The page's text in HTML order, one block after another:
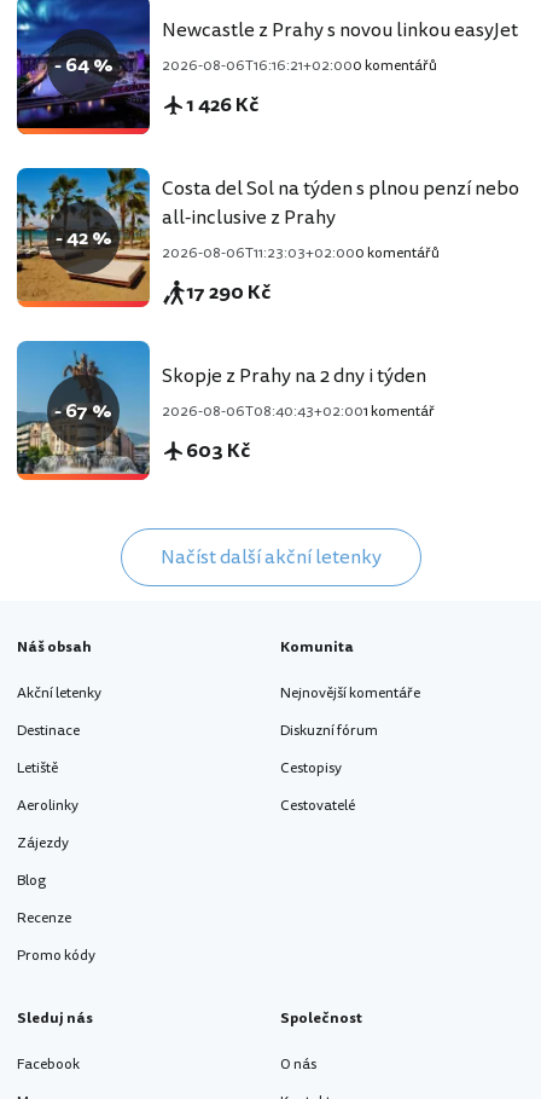
- 64 %
Newcastle z Prahy s novou linkou easyJet
2026-08-06T16:16:21+02:000 komentářů
1 426 Kč
- 42 %
Costa del Sol na týden s plnou penzí nebo
all-inclusive z Prahy
2026-08-06T11:23:03+02:000 komentářů
17 290 Kč
- 67 %
Skopje z Prahy na 2 dny i týden
2026-08-06T08:40:43+02:001 komentář
603 Kč
Načíst další akční letenky
Náš obsah
Akční letenky
Destinace
Letiště
Aerolinky
Zájezdy
Blog
Recenze
Promo kódy
Komunita
Nejnovější komentáře
Diskuzní fórum
Cestopisy
Cestovatelé
Sleduj nás
Facebook
Společnost
O nás